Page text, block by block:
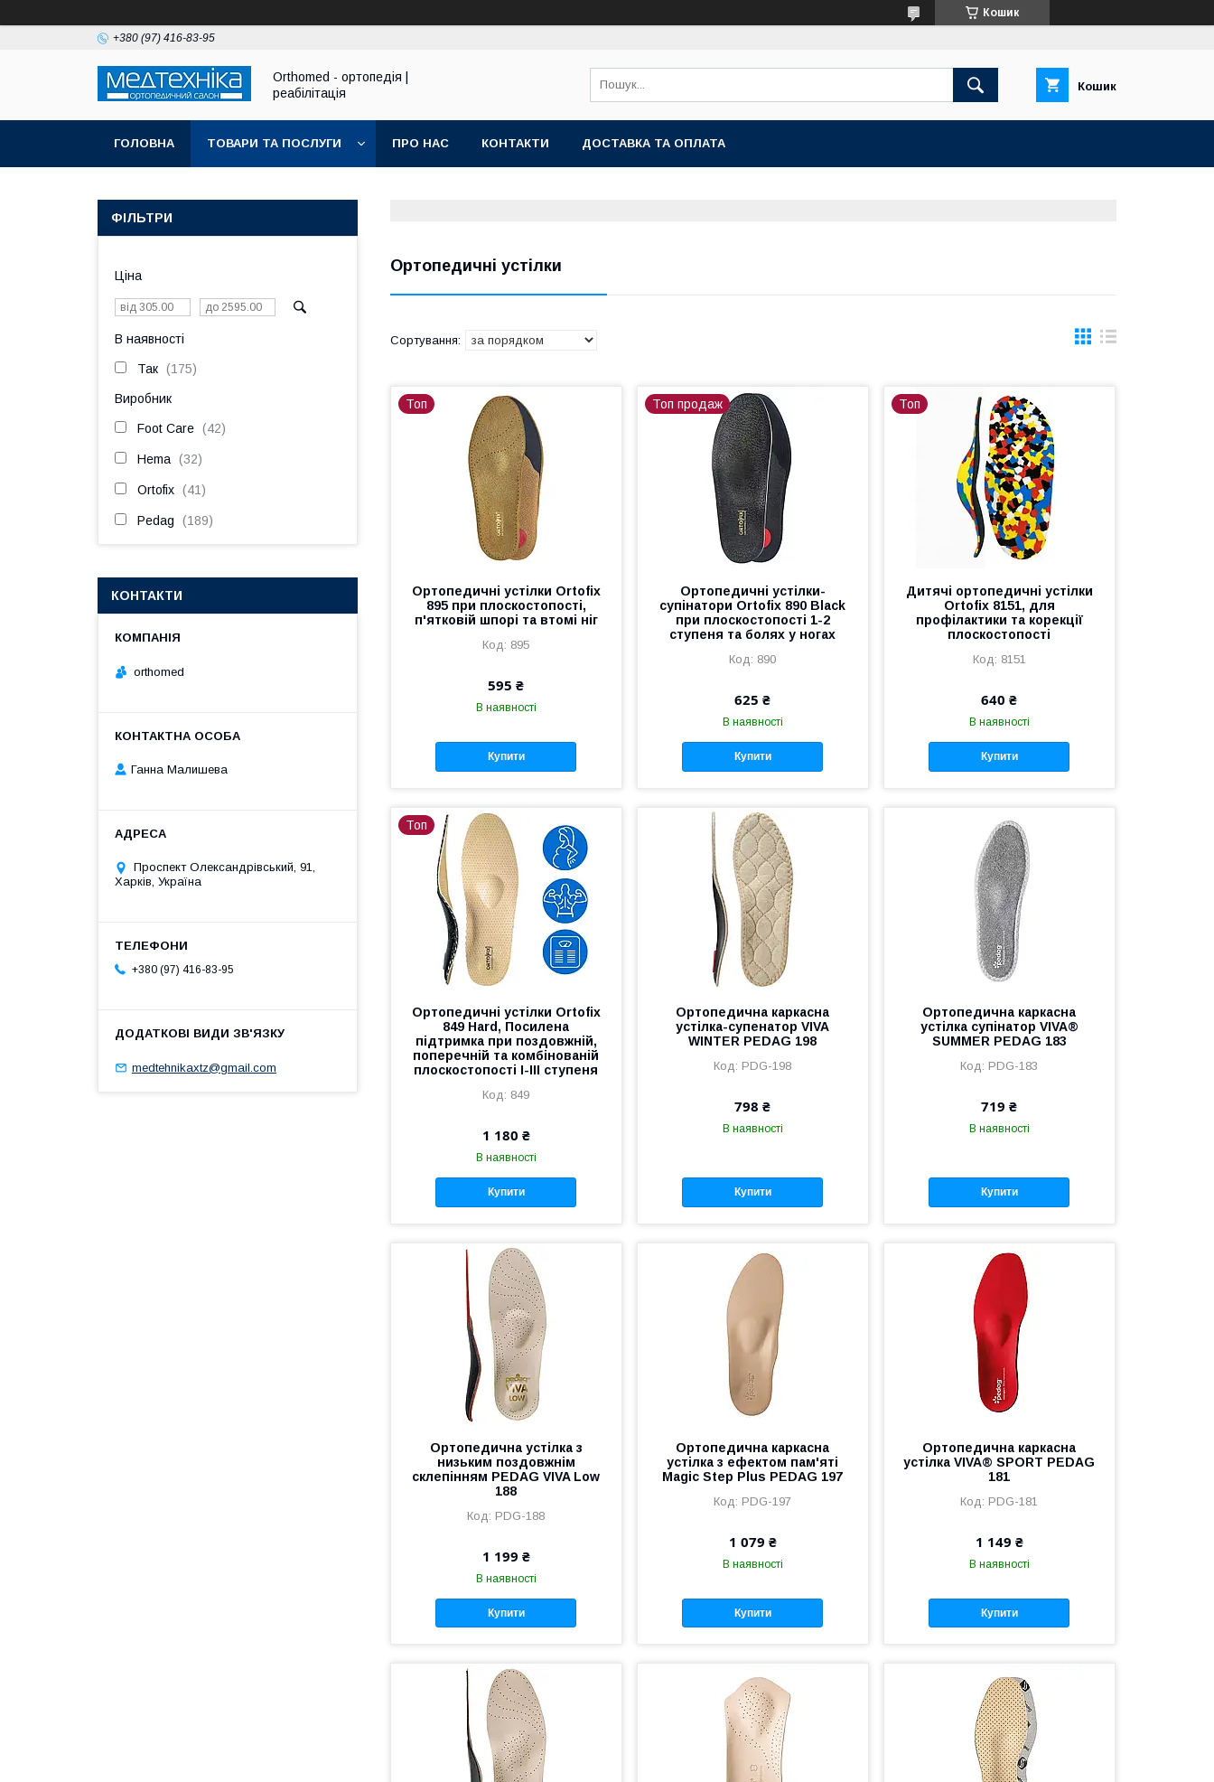
Кошик
+380 (97) 416-83-95
Orthomed - ортопедія |
реабілітація
Кошик
ГОЛОВНА ТОВАРИ ТА ПОСЛУГИ ПРО НАС КОНТАКТИ ДОСТАВКА ТА ОПЛАТА
Ортопедичні устілки
Топ
Ортопедичні устілки Ortofix
895 при плоскостопості,
п'ятковій шпорі та втомі ніг
895
595 ₴
В наявності
Купити
Топ продаж
Ортопедичні устілки-
супінатори Ortofix 890 Black
при плоскостопості 1-2
ступеня та болях у ногах
890
625 ₴
В наявності
Купити
Топ
Дитячі ортопедичні устілки
Ortofix 8151, для
профілактики та корекції
плоскостопості
8151
640 ₴
В наявності
Купити
Топ
Ортопедичні устілки Ortofix
849 Hard, Посилена
підтримка при поздовжній,
поперечній та комбінованій
плоскостопості I-III ступеня
849
1 180 ₴
В наявності
Купити
Ортопедична каркасна
устілка-супенатор VIVA
WINTER PEDAG 198
PDG-198
798 ₴
В наявності
Купити
Ортопедична каркасна
устілка супінатор VIVA®
SUMMER PEDAG 183
PDG-183
719 ₴
В наявності
Купити
Ортопедична устілка з
низьким поздовжнім
склепінням PEDAG VIVA Low
188
PDG-188
1 199 ₴
В наявності
Купити
Ортопедична каркасна
устілка з ефектом пам'яті
Magic Step Plus PEDAG 197
PDG-197
1 079 ₴
В наявності
Купити
Ортопедична каркасна
устілка VIVA® SPORT PEDAG
181
PDG-181
1 149 ₴
В наявності
Купити
ФІЛЬТРИ
Ціна
В наявності
Так 175
Виробник
Foot Care 42
Hema 32
Ortofix 41
Pedag 189
КОНТАКТИ
orthomed
Ганна Малишева
Проспект Олександрівський, 91,
Харків, Україна
+380 (97) 416-83-95
medtehnikaxtz@gmail.com